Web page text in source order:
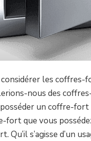
les coffres-
nous des
un coffre-
que vous
s’agisse d’un